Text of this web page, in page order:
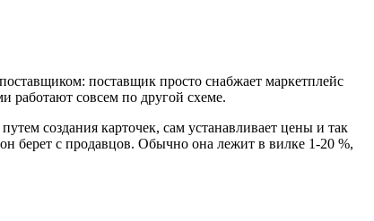
поставщик просто снабжает маркетплейс
работают совсем по другой схеме.
создания карточек, сам устанавливает цены и так
берет с продавцов. Обычно она лежит в вилке 1-20 %,